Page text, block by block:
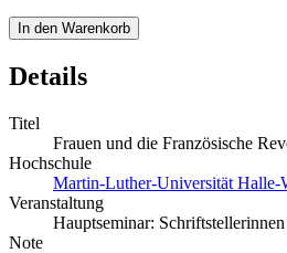
In den Warenkorb
Details
Titel
Frauen und die Französische
Hochschule
Martin-Luther-Universität
Veranstaltung
Hauptseminar:
Note